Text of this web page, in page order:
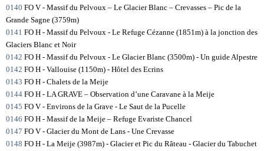
0140 FO V - Massif du Pelvoux – Le Glacier Blanc – Crevasses – Pic de la
Grande Sagne (3759m)
0141 FO H - Massif du Pelvoux - Le Refuge Cézanne (1851m) à la jonction des
Glaciers Blanc et Noir
0142 FO H - Massif du Pelvoux - Le Glacier Blanc (3500m) - Un guide Alpestre
0142 FO H - Vallouise (1150m) - Hôtel des Ecrins
0143 FO H - Chalets de la Meije
0144 FO H - LA GRAVE – Observation d’une Caravane à la Meije
0145 FO V - Environs de la Grave - Le Saut de la Pucelle
0146 FO H - Massif de la Meije – Refuge Evariste Chancel
0147 FO V - Glacier du Mont de Lans - Une Crevasse
0148 FO H - La Meije (3987m) - Glacier et Pic du Râteau - Glacier du Tabuchet